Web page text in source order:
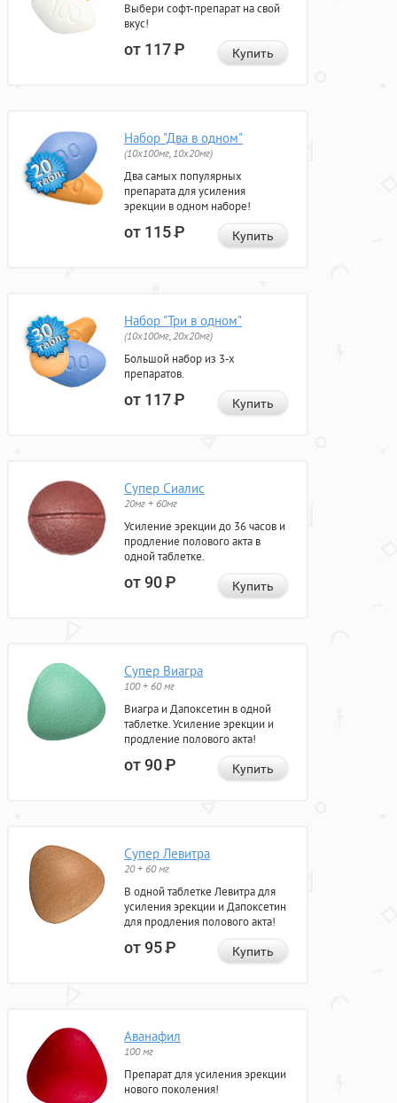
Выбери софт-препарат на свой
вкус!
от 117Р Купить
Набор "Два в одном"
(10x100мг, 10x20мг)
Два самых популярных
препарата для усиления
эрекции в одном наборе!
от 115Р Купить
Набор "Три в одном"
(10x100мг, 20x20мг)
Большой набор из 3-х
препаратов.
от 117Р Купить
Супер Сиалис
20мг + 60мг
Усиление эрекции до 36 часов и
продление полового акта в
одной таблетке.
от 90Р Купить
Супер Виагра
100 + 60 мг
Виагра и Дапоксетин в одной
таблетке. Усиление эрекции и
продление полового акта!
от 90Р Купить
Супер Левитра
20 + 60 мг
В одной таблетке Левитра для
усиления эрекции и Дапоксетин
для продления полового акта!
от 95Р Купить
Аванафил
100 мг
Препарат для усиления эрекции
нового поколения!